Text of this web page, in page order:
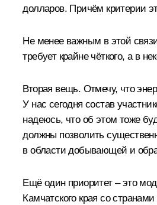
долларов. Причём критерии
Не менее важным в этой
требует крайне чёткого, а в
Вторая вещь. Отмечу, что
У нас сегодня состав
надеюсь, что об этом тоже
должны позволить
в области добывающей и
Ещё один приоритет – это
Камчатского края со